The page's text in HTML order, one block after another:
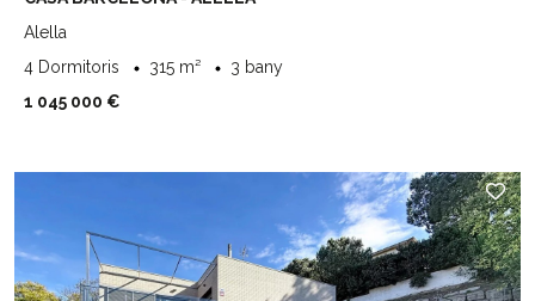
Alella
4 Dormitoris
315 m²
3 bany
1 045 000 €